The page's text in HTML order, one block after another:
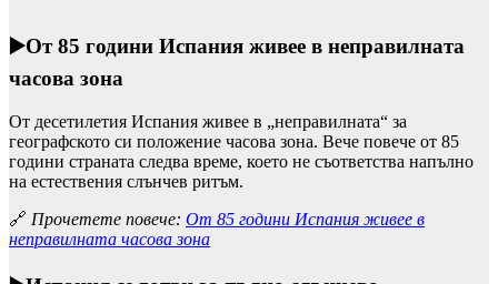
▶️От 85 години Испания живее в неправилната
часова зона
От десетилетия Испания живее в „неправилната“ за
географското си положение часова зона. Вече повече от 85
години страната следва време, което не съответства напълно
на естествения слънчев ритъм.
🔗 Прочетете повече: От 85 години Испания живее в
неправилната часова зона